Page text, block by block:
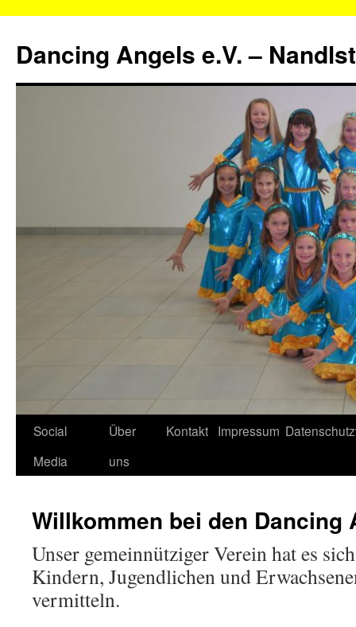
springen
Dancing Angels e.V. –
Social
Media
Über
uns
Kontakt Impressum
Willkommen bei den Dancing
Unser gemeinnütziger Verein hat es
Kindern, Jugendlichen und
vermitteln.